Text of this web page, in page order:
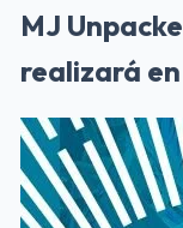
MJ
realizará en